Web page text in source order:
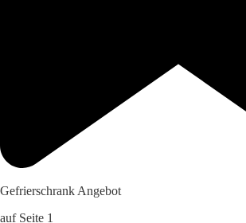
Gefrierschrank Angebot
auf Seite 1